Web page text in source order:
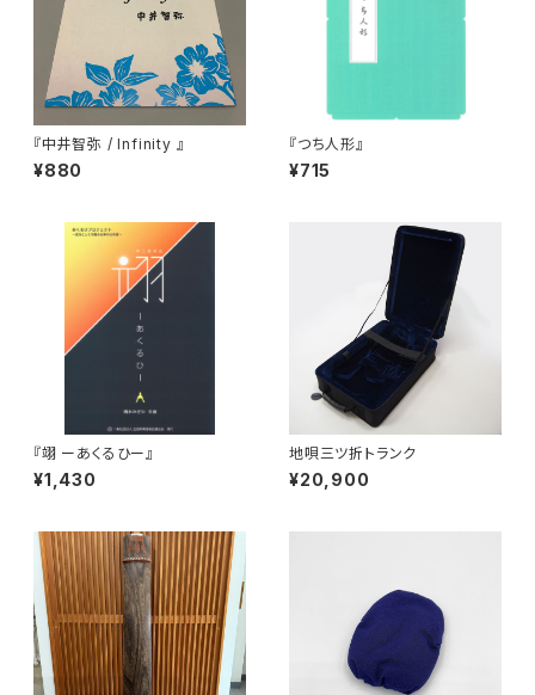
『中井智弥 / Infinity 』
¥880
『つち人形』
¥715
『翊 ーあくるひー』
¥1,430
地唄三ツ折トランク
¥20,900